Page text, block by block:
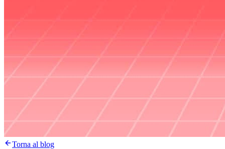
Torna al blog